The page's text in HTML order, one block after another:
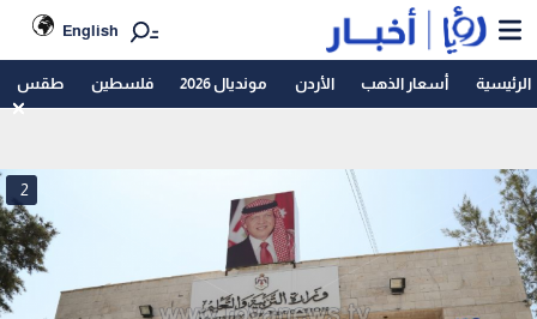
English
الرئيسية أسعار الذهب الأردن مونديال 2026 فلسطين طقس
2